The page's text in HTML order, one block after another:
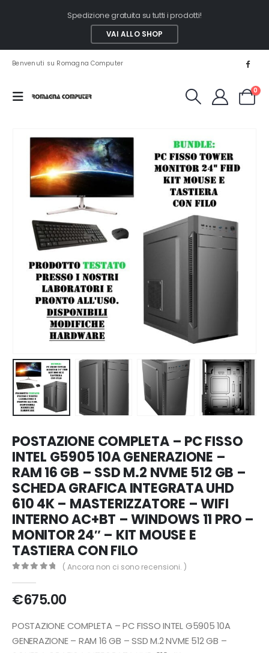
Spedizione gratuita su tutti i prodotti!
VAI ALLO SHOP
Benvenuti su Romagna Computer
0
POSTAZIONE COMPLETA – PC FISSO
INTEL G5905 10A GENERAZIONE –
RAM 16 GB – SSD M.2 NVME 512 GB –
SCHEDA GRAFICA INTEGRATA UHD
610 4K – MASTERIZZATORE – WIFI
INTERNO AC+BT – WINDOWS 11 PRO –
MONITOR 24″ – KIT MOUSE E
TASTIERA CON FILO
( Ancora non ci sono recensioni. )
€675.00
POSTAZIONE COMPLETA – PC FISSO INTEL G5905 10A
GENERAZIONE – RAM 16 GB – SSD M.2 NVME 512 GB –